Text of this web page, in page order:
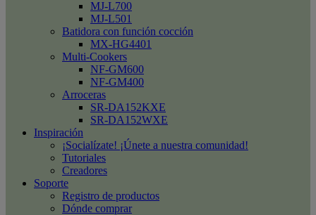
MJ-L700
MJ-L501
Batidora con función cocción
MX-HG4401
Multi-Cookers
NF-GM600
NF-GM400
Arroceras
SR-DA152KXE
SR-DA152WXE
Inspiración
¡Socialízate! ¡Únete a nuestra comunidad!
Tutoriales
Creadores
Soporte
Registro de productos
Dónde comprar